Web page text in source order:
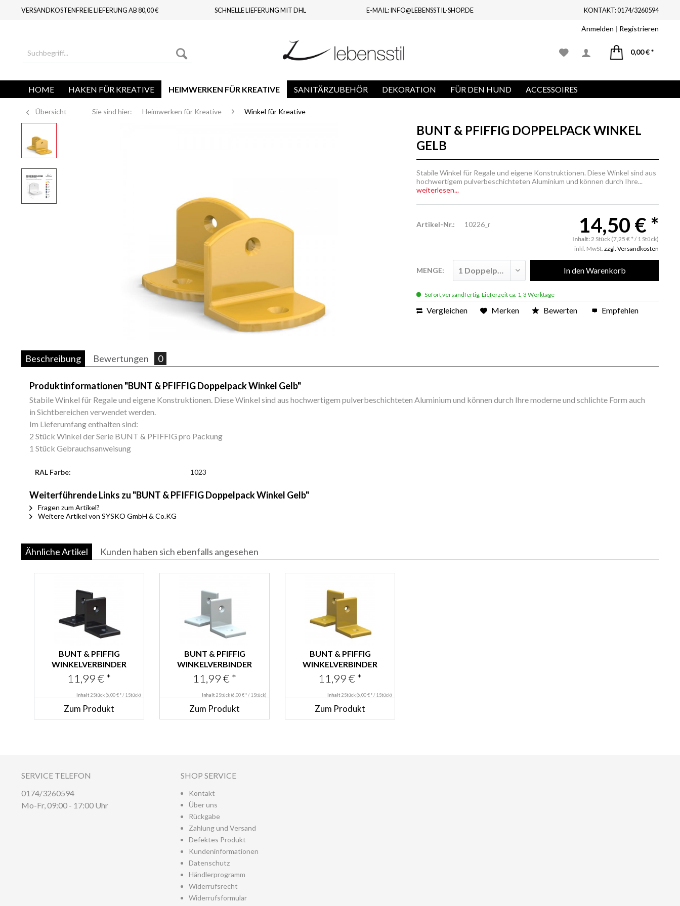
VERSANDKOSTENFREIE LIEFERUNG AB 80,00 € SCHNELLE LIEFERUNG MIT DHL E-MAIL: INFO@LEBENSSTIL-SHOP.DE KONTAKT: 0174/3260594
Anmelden | Registrieren
0,00 € *
HOME HAKEN FÜR KREATIVE HEIMWERKEN FÜR KREATIVE SANITÄRZUBEHÖR DEKORATION FÜR DEN HUND ACCESSOIRES
Übersicht Sie sind hier: Heimwerken für Kreative Winkel für Kreative
BUNT & PFIFFIG DOPPELPACK WINKEL
GELB
Stabile Winkel für Regale und eigene Konstruktionen. Diese Winkel sind aus
hochwertigem pulverbeschichteten Aluminium und können durch Ihre...
weiterlesen...
Artikel-Nr.: 10226_r 14,50 € *
Inhalt:2 Stück (7,25 € * / 1 Stück)
inkl. MwSt. zzgl. Versandkosten
MENGE: In denWarenkorb
Sofort versandfertig, Lieferzeit ca. 1-3 Werktage
Vergleichen Merken Bewerten Empfehlen
Beschreibung Bewertungen 0
Produktinformationen "BUNT & PFIFFIG Doppelpack Winkel Gelb"
Stabile Winkel für Regale und eigene Konstruktionen. Diese Winkel sind aus hochwertigem pulverbeschichteten Aluminium und können durch Ihre moderne und schlichte Form auch
in Sichtbereichen verwendet werden.
Im Lieferumfang enthalten sind:
2 Stück Winkel der Serie BUNT & PFIFFIG pro Packung
1 Stück Gebrauchsanweisung
RAL Farbe: 1023
Weiterführende Links zu "BUNT & PFIFFIG Doppelpack Winkel Gelb"
Fragen zum Artikel?
Weitere Artikel von SYSKO GmbH & Co.KG
Ähnliche Artikel Kunden haben sich ebenfalls angesehen
BUNT & PFIFFIG
WINKELVERBINDER
AUS ALUMINIUM
DOPPELPACK...
11,99 € *
Inhalt 2 Stück(6,00 € * / 1 Stück)
Zum Produkt
BUNT & PFIFFIG
WINKELVERBINDER
AUS ALUMINIUM
DOPPELPACK...
11,99 € *
Inhalt 2 Stück(6,00 € * / 1 Stück)
Zum Produkt
BUNT & PFIFFIG
WINKELVERBINDER
AUS ALUMINIUM
DOPPELPACK...
11,99 € *
Inhalt 2 Stück(6,00 € * / 1 Stück)
Zum Produkt
SERVICE TELEFON
0174/3260594
Mo-Fr, 09:00 - 17:00 Uhr
SHOP SERVICE
Kontakt
Über uns
Rückgabe
Zahlung und Versand
Defektes Produkt
Kundeninformationen
Datenschutz
Händlerprogramm
Widerrufsrecht
Widerrufsformular